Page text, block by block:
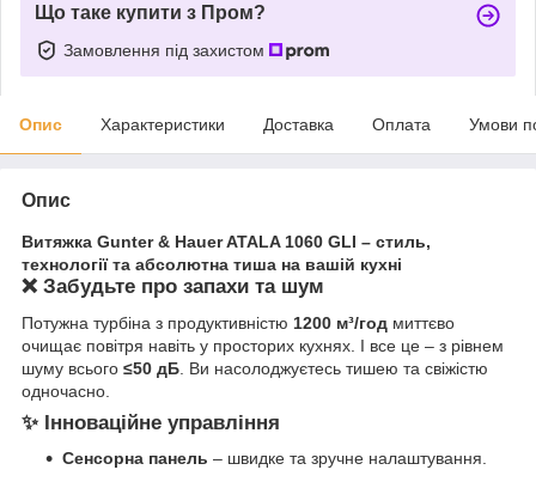
Що таке купити з Пром?
Замовлення під захистом
Опис Характеристики Доставка Оплата Умови
Опис
Витяжка Gunter & Hauer ATALA 1060 GLI – стиль,
технології та абсолютна тиша на вашій кухні
❌ Забудьте про запахи та шум
Потужна турбіна з продуктивністю 1200 м³/год миттєво
очищає повітря навіть у просторих кухнях. І все це – з рівнем
шуму всього ≤50 дБ . Ви насолоджуєтесь тишею та свіжістю
одночасно.
✨ Інноваційне управління
Сенсорна панель – швидке та зручне налаштування.